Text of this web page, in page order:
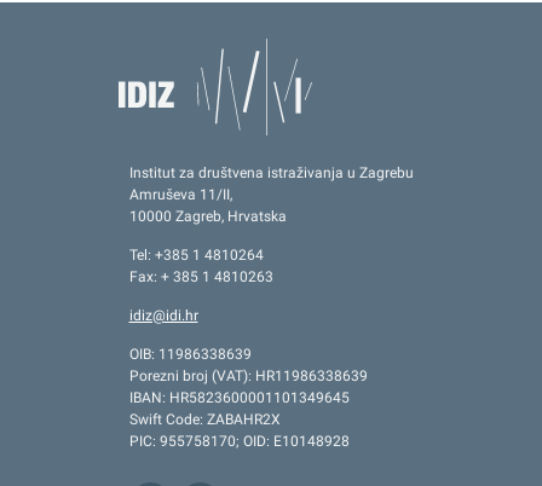
Institut za društvena istraživanja u Zagrebu
Amruševa 11/II,
10000 Zagreb, Hrvatska
Tel: +385 1 4810264
Fax: + 385 1 4810263
idiz@idi.hr
OIB: 11986338639
Porezni broj (VAT): HR11986338639
IBAN: HR5823600001101349645
Swift Code: ZABAHR2X
PIC: 955758170; OID: E10148928